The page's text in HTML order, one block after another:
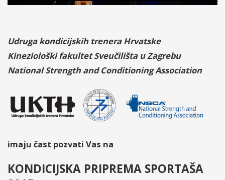
Udruga kondicijskih trenera Hrvatske
Kineziološki fakultet Sveučilišta u Zagrebu
National Strength and Conditioning Association
imaju čast pozvati Vas na
KONDICIJSKA PRIPREMA SPORTAŠA